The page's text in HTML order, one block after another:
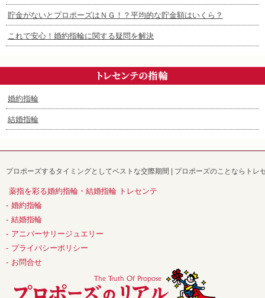
貯金がないとプロポーズはＮＧ！？平均的な貯金額はいくら？
これで安心！婚約指輪に関する疑問を解決
婚約指輪
結婚指輪
プロポーズするタイミングとしてベストな交際期間 | プロポーズのことならトレ
薬指を彩る婚約指輪・結婚指輪 トレセンテ
婚約指輪
結婚指輪
アニバーサリージュエリー
プライバシーポリシー
お問合せ